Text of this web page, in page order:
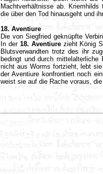
Machtverhältnisse ab.
die über den Tod hinausgeht und
18. Aventiure
Die von Siegfried geknüpfte
In der 18. Aventiurezieht König
Blutsverwandten trotz des ihr
bedingt und durch mittelalterliche
nicht aus Worms fortzieht, lebt
der Aventiure konfrontiert noch
weist sie auf die Rache voraus,